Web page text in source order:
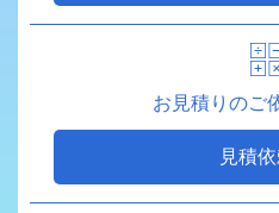
お見積りのご
見積